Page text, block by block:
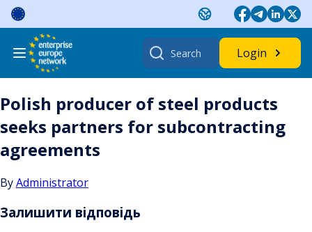
Skip
content
Search
for:
Login
Polish producer of steel products
seeks partners for subcontracting
agreements
ByAdministrator
Залишити відповідь